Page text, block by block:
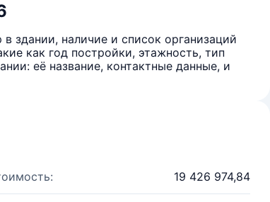
здании, наличие и список организаций
как год постройки, этажность, тип
её название, контактные данные, и
19 426 974,84